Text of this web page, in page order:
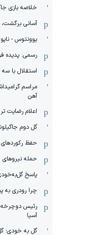
خلاصه بازی جاگیلونیا 2 -
آسانی
یوونتوس - ناپولی ،
رسمی: پدیده
استقلال با
مراسم
آهن
اعلام رضایت
گل دوم
حفظ رکوردهای
حمله نیروهای
پاسخ
چرا رودری به
رئیس دوچرخه
آسیا
گل به خودی؛